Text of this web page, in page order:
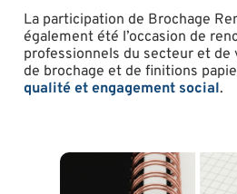
La participation de Brochage
également été l’occasion de
professionnels du secteur et de
de brochage et de finitions
qualité et engagement social.